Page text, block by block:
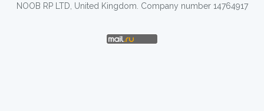
NOOB RP LTD, United Kingdom. Company number 14764917